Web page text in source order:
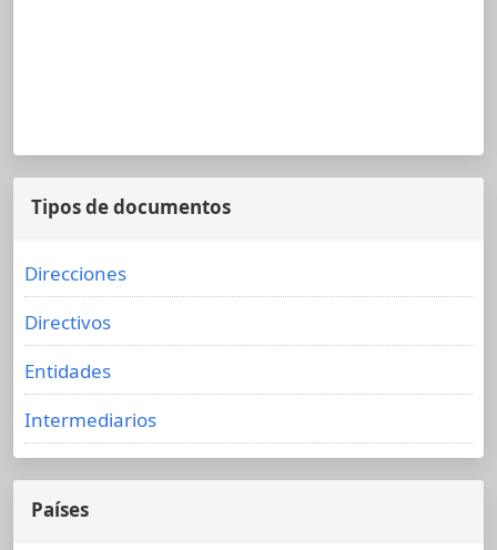
Tipos de documentos
Direcciones
Directivos
Entidades
Intermediarios
Países